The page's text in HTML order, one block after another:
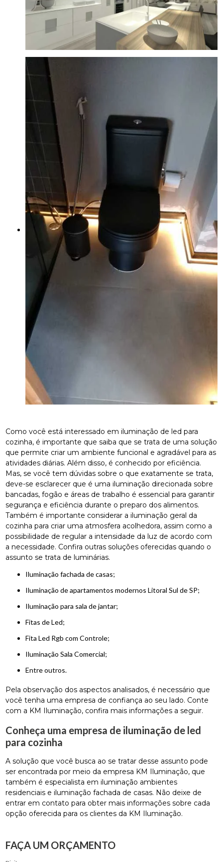
Como você está interessado em iluminação de led para
cozinha, é importante que saiba que se trata de uma solução
que permite criar um ambiente funcional e agradável para as
atividades diárias. Além disso, é conhecido por eficiência.
Mas, se você tem dúvidas sobre o que exatamente se trata,
deve-se esclarecer que é uma iluminação direcionada sobre
bancadas, fogão e áreas de trabalho é essencial para garantir
segurança e eficiência durante o preparo dos alimentos.
Também é importante considerar a iluminação geral da
cozinha para criar uma atmosfera acolhedora, assim como a
possibilidade de regular a intensidade da luz de acordo com
a necessidade. Confira outras soluções oferecidas quando o
assunto se trata de luminárias.
iluminação fachada de casas;
iluminação de apartamentos modernos Litoral Sul de SP;
iluminação para sala de jantar;
Fitas de Led;
Fita Led Rgb com Controle;
Iluminação Sala Comercial;
entre outros.
Pela observação dos aspectos analisados, é necessário que
você tenha uma empresa de confiança ao seu lado. Conte
com a KM Iluminação, confira mais informações a seguir.
Conheça uma empresa de iluminação de led
para cozinha
A solução que você busca ao se tratar desse assunto pode
ser encontrada por meio da empresa KM Iluminação, que
também é especialista em iluminação ambientes
residenciais e iluminação fachada de casas. Não deixe de
entrar em contato para obter mais informações sobre cada
opção oferecida para os clientes da KM Iluminação.
FAÇA UM ORÇAMENTO